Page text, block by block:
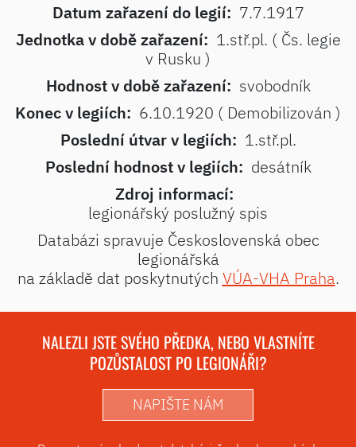
Datum zařazení do legií: 7.7.1917
Jednotka v době zařazení: 1.stř.pl. ( Čs. legie
v Rusku )
Hodnost v době zařazení: svobodník
Konec v legiích: 6.10.1920 ( Demobilizován )
Poslední útvar v legiích: 1.stř.pl.
Poslední hodnost v legiích: desátník
Zdroj informací:
legionářský poslužný spis
Databázi spravuje Československá obec
legionářská
na základě dat poskytnutých VÚA-VHA Praha.
NALEZLI JSTE SVÉHO PŘEDKA, NEBO VLASTNÍTE
POZŮSTALOST PO LEGIONÁŘI?
NAPIŠTE NÁM